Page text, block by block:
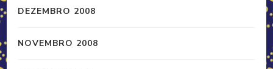
DEZEMBRO 2008
NOVEMBRO 2008